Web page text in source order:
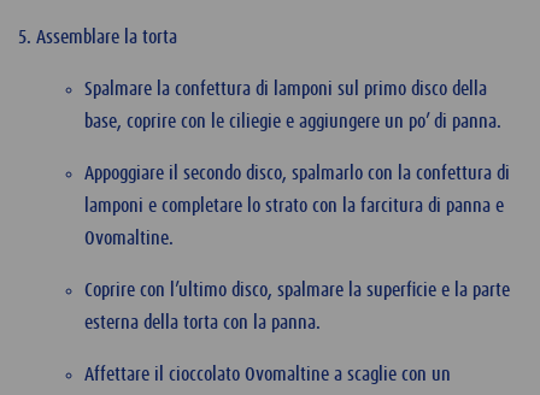
Assemblare la torta
Spalmare la confettura di lamponi sul primo disco della
base, coprire con le ciliegie e aggiungere un po’ di panna.
Appoggiare il secondo disco, spalmarlo con la confettura di
lamponi e completare lo strato con la farcitura di panna e
Ovomaltine.
Coprire con l’ultimo disco, spalmare la superficie e la parte
esterna della torta con la panna.
Affettare il cioccolato Ovomaltine a scaglie con un